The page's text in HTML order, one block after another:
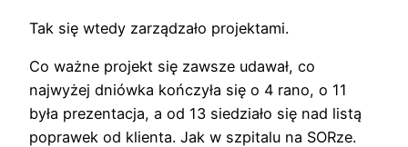
Tak się wtedy zarządzało projektami.
Co ważne projekt się zawsze udawał, co
najwyżej dniówka kończyła się o 4 rano, o 11
była prezentacja, a od 13 siedziało się nad listą
poprawek od klienta. Jak w szpitalu na SORze.